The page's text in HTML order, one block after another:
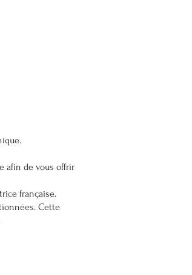
afin de vous offrir
française.
Cette